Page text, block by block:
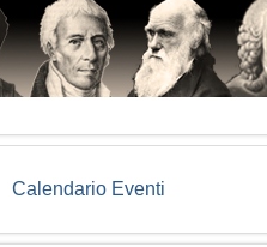
Calendario Eventi